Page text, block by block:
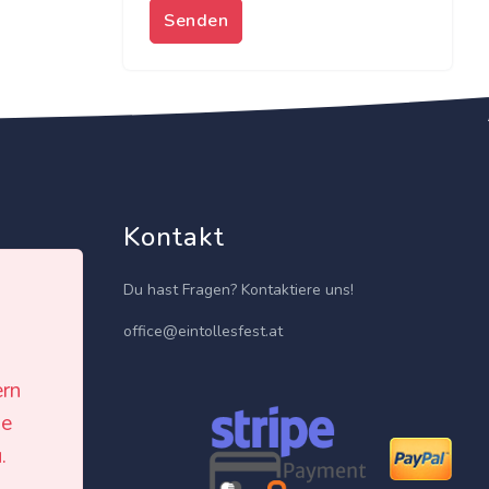
Senden
Kontakt
Du hast Fragen? Kontaktiere uns!
office@eintollesfest.at